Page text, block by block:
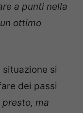
a punti nella
ottimo
si
dei passi
ma